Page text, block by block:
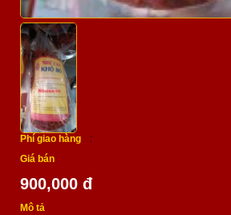
Phí giao hàng
:
Giá bán
900,000 đ
Mô tả